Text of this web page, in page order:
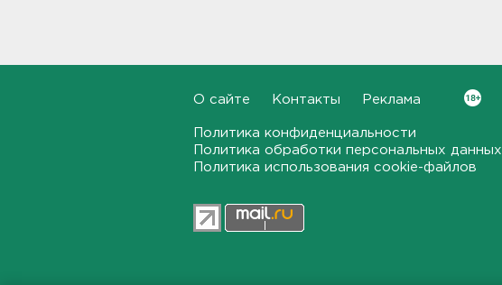
МВД назвало штрафы
оплатить со скидкой: список
районе отомстил работнику
канализации пневматическим
О сайте Контакты Реклама
Политика конфиденциальности
Политика обработки персональных данных
Политика использования cookie-файлов